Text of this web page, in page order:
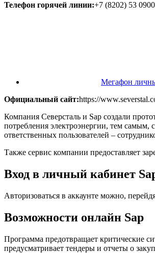
Телефон горячей линии:+7 (8202) 53 0900
Мегафон
Официальный сайт:https://
Компания Северсталь и Sap создали
потребления электроэнергии, тем самым,
ответственных пользователей –
Также сервис компании предоставляет
Вход в личный кабинет
Авторизоваться в аккаунте можно,
Возможности онлайн Sap
Программа предотвращает критические
предусматривает тендеры и отчеты о